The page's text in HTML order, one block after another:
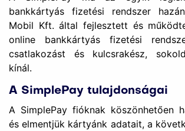
bankkártyás fizetési rendszer
Mobil Kft. által fejlesztett és
online bankkártyás fizetési
csatlakozást és kulcsrakész,
kínál.
A SimplePay tulajdonságai
A SimplePay fióknak köszönhetően
és elmentjük kártyánk adatait, a